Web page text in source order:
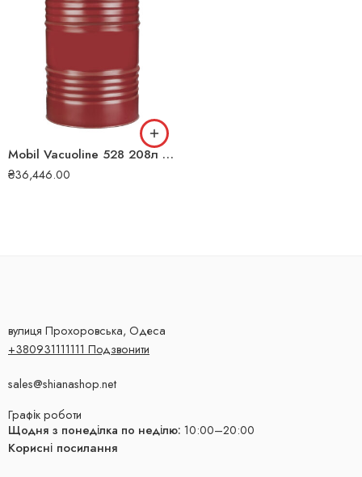
Mobil Vacuoline 528 208л 126561
₴36,446.00
вулиця Прохоровська, Одеса
+380931111111 Подзвонити
sales@shianashop.net
Графік роботи
Щодня з понеділка по неділю: 10:00–20:00
Корисні посилання